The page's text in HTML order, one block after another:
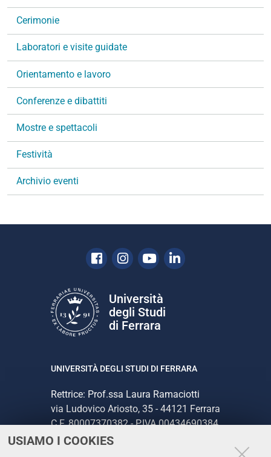
USIAMO I COOKIES
a
i
n
Cerimonie
Laboratori e visite guidate
Orientamento e lavoro
Conferenze e dibattiti
Mostre e spettacoli
Festività
Archivio eventi
Facebook
Instagram
YoutubeLinkedin
Università
degli Studi
di Ferrara
UNIVERSITÀ DEGLI STUDI DI FERRARA
Rettrice: Prof.ssa Laura Ramaciotti
via Ludovico Ariosto, 35 - 44121 Ferrara
C.F. 80007370382 - P.IVA 00434690384